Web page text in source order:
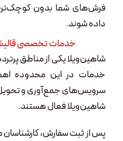
فرش‌های شما بدون
داده شوند.
خدمات تخصصی
شاهین‌ویلا یکی از مناطق
خدمات در این محدوده
سرویس‌های جمع‌آوری و
شاهین‌ویلا فعال هستند.
پس از ثبت سفارش، کارشناسان